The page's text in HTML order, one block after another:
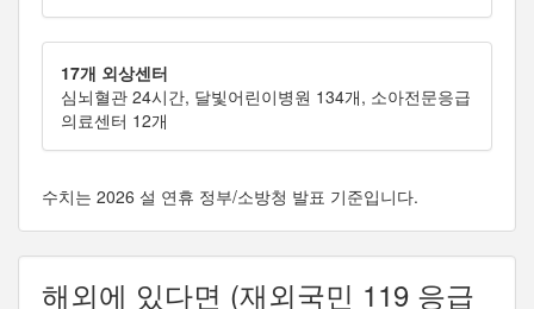
17개 외상센터
심뇌혈관 24시간, 달빛어린이병원 134개, 소아전문응급
의료센터 12개
수치는 2026 설 연휴 정부/소방청 발표 기준입니다.
해외에 있다면 (재외국민 119 응급